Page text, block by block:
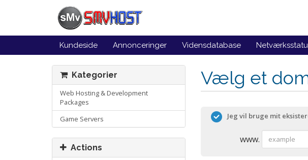
Kundeside Annonceringer Vidensdatabase
Kategorier
Web Hosting & Development
Packages
Game Servers
Actions
Vælg et
Jeg vil bruge mit
www.